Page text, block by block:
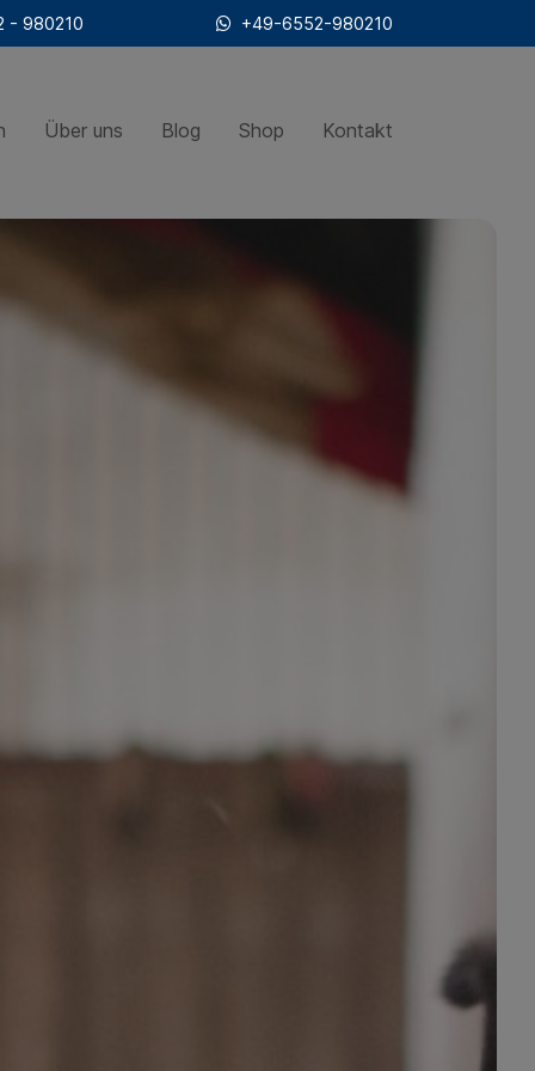
- 980210 +49-6552-980210
Über uns Blog Shop Kontakt